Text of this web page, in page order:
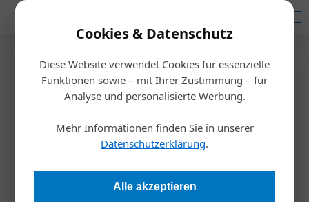
Cookies & Datenschutz
Diese Website verwendet Cookies für essenzielle
Funktionen sowie – mit Ihrer Zustimmung – für
Analyse und personalisierte Werbung.
Mehr Informationen finden Sie in unserer
Datenschutzerklärung.
Alle akzeptieren
Homepage/Newsletter Anmeldung
Newsletter Anmeldung
Mann Divers
Keine Angabe
Vorname: